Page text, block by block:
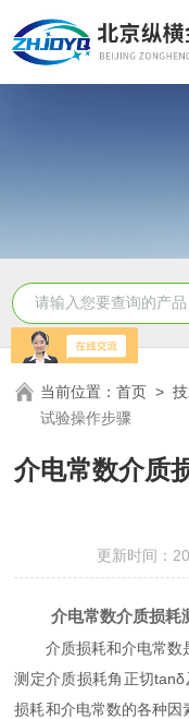
当前位置：首页 >
试验操作步骤
介电常数介质
更新时间：
介电常数介质损耗
介质损耗和介电常数
测定介质损耗角正切
损耗和介电常数的各种因